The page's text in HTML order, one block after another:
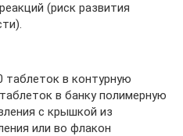
(риск развития
таблеток в контурную
в банку полимерную
с крышкой из
или во флакон